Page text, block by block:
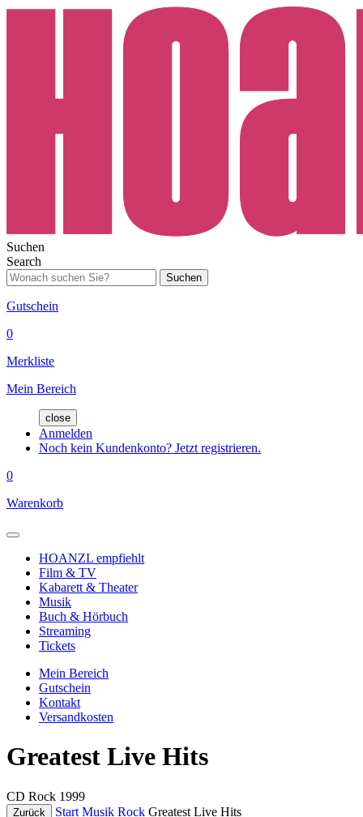
Suchen
Search
Suchen
Gutschein
0
Merkliste
Mein Bereich
close
Anmelden
Noch kein Kundenkonto? Jetzt registrieren.
0
Warenkorb
HOANZL empfiehlt
Film & TV
Kabarett & Theater
Musik
Buch & Hörbuch
Streaming
Tickets
Mein Bereich
Gutschein
Kontakt
Versandkosten
Greatest Live Hits
CD Rock 1999
Zurück Start Musik Rock Greatest Live Hits